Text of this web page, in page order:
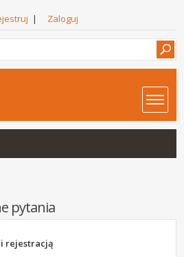
| Zaloguj
pytania
rejestracją